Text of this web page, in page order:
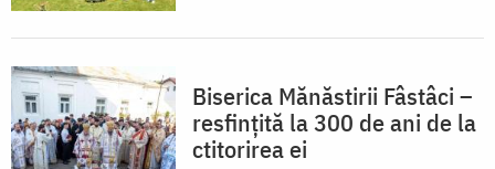
Biserica Mănăstirii Fâstâci –
resfințită la 300 de ani de la
ctitorirea ei